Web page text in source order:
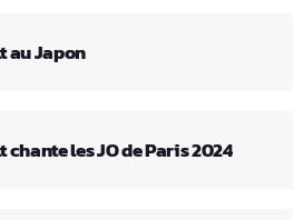
au Japon
chante les JO de Paris 2024